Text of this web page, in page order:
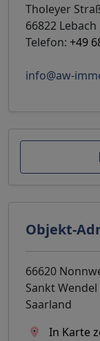
Tholeyer
66822 Lebach
Telefon: +49
info@aw-
Objekt-
66620
Sankt Wendel
Saarland
In Karte